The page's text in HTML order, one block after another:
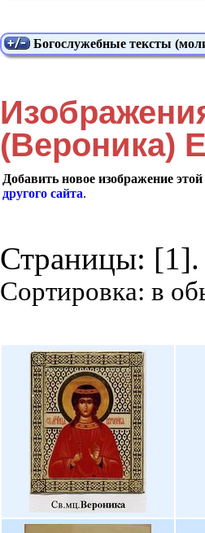
Богослужебные тексты
(Вероника)
Добавить новое изображение
другого сайта.
Страницы:
Сортировка: в